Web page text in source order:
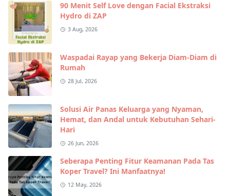
90 Menit Self Love dengan Facial Ekstraksi
Hydro di ZAP
3 Aug, 2026
Waspadai Rayap yang Bekerja Diam-Diam di
Rumah
28 Jul, 2026
Solusi Air Panas Keluarga yang Nyaman,
Hemat, dan Andal untuk Kebutuhan Sehari-
Hari
26 Jun, 2026
Seberapa Penting Fitur Keamanan Pada Tas
Koper Travel? Ini Manfaatnya!
12 May, 2026